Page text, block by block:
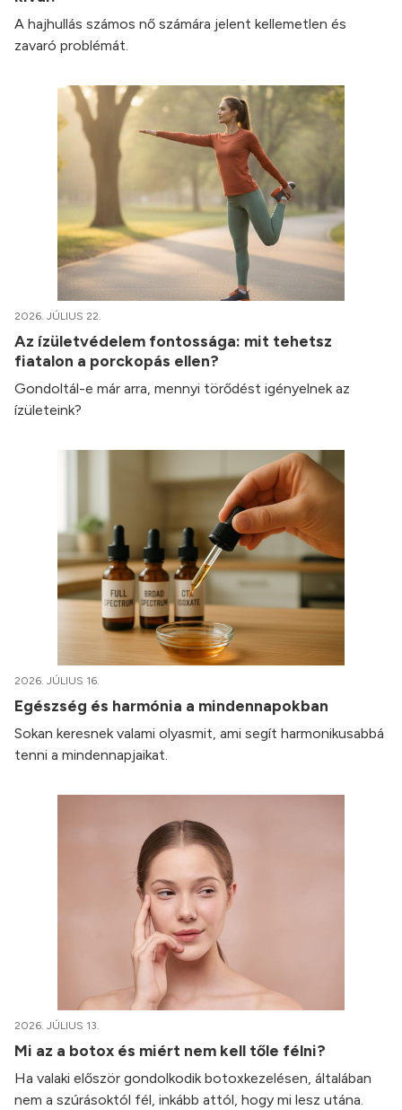
A hajhullás számos nő számára jelent kellemetlen és
zavaró problémát.
2026. JÚLIUS 22.
Az ízületvédelem fontossága: mit tehetsz
fiatalon a porckopás ellen?
Gondoltál-e már arra, mennyi törődést igényelnek az
ízületeink?
2026. JÚLIUS 16.
Egészség és harmónia a mindennapokban
Sokan keresnek valami olyasmit, ami segít harmonikusabbá
tenni a mindennapjaikat.
2026. JÚLIUS 13.
Mi az a botox és miért nem kell tőle félni?
Ha valaki először gondolkodik botoxkezelésen, általában
nem a szúrásoktól fél, inkább attól, hogy mi lesz utána.